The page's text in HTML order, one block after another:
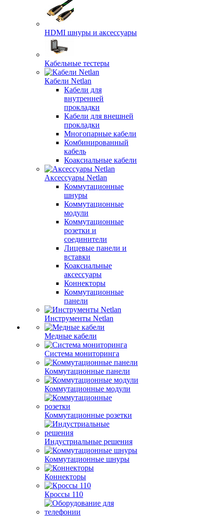
HDMI шнуры и аксессуары
Кабельные тестеры
Кабели Netlan
Кабели для
внутренней
прокладки
Кабели для внешней
прокладки
Многопарные кабели
Комбинированный
кабель
Коаксиальные кабели
Аксессуары Netlan
Коммутационные
шнуры
Коммутационные
модули
Коммутационные
розетки и
соединители
Лицевые панели и
вставки
Коаксиальные
аксессуары
Коннекторы
Коммутационные
панели
Инструменты Netlan
Медные кабели
Система мониторинга
Коммутационные панели
Коммутационные модули
Коммутационные розетки
Индустриальные решения
Коммутационные шнуры
Коннекторы
Кроссы 110